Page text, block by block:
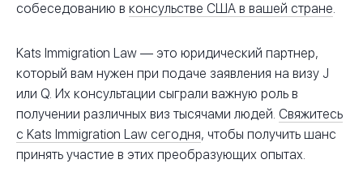
собеседованию в консульстве США в вашей стране.
Kats Immigration Law — это юридический партнер,
который вам нужен при подаче заявления на визу J
или Q. Их консультации сыграли важную роль в
получении различных виз тысячами людей. Свяжитесь
с Kats Immigration Law сегодня, чтобы получить шанс
принять участие в этих преобразующих опытах.